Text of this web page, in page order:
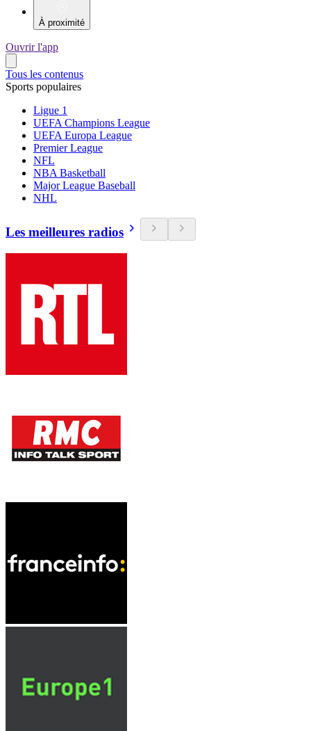
À proximité
Ouvrir l'app
Tous les contenus
Sports populaires
Ligue 1
UEFA Champions League
UEFA Europa League
Premier League
NFL
NBA Basketball
Major League Baseball
NHL
Les meilleures radios